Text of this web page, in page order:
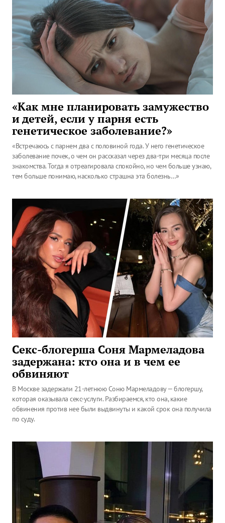
«Как мне планировать замужество
и детей, если у парня есть
генетическое заболевание?»
«Встречаюсь с парнем два с половиной года. У него генетическое
заболевание почек, о чем он рассказал через два-три месяца после
знакомства. Тогда я отреагировала спокойно, но чем больше узнаю,
тем больше понимаю, насколько страшна эта болезнь…»
Секс-блогерша Соня Мармеладова
задержана: кто она и в чем ее
обвиняют
В Москве задержали 21-летнюю Соню Мармеладову — блогершу,
которая оказывала секс-услуги. Разбираемся, кто она, какие
обвинения против нее были выдвинуты и какой срок она получила
по суду.